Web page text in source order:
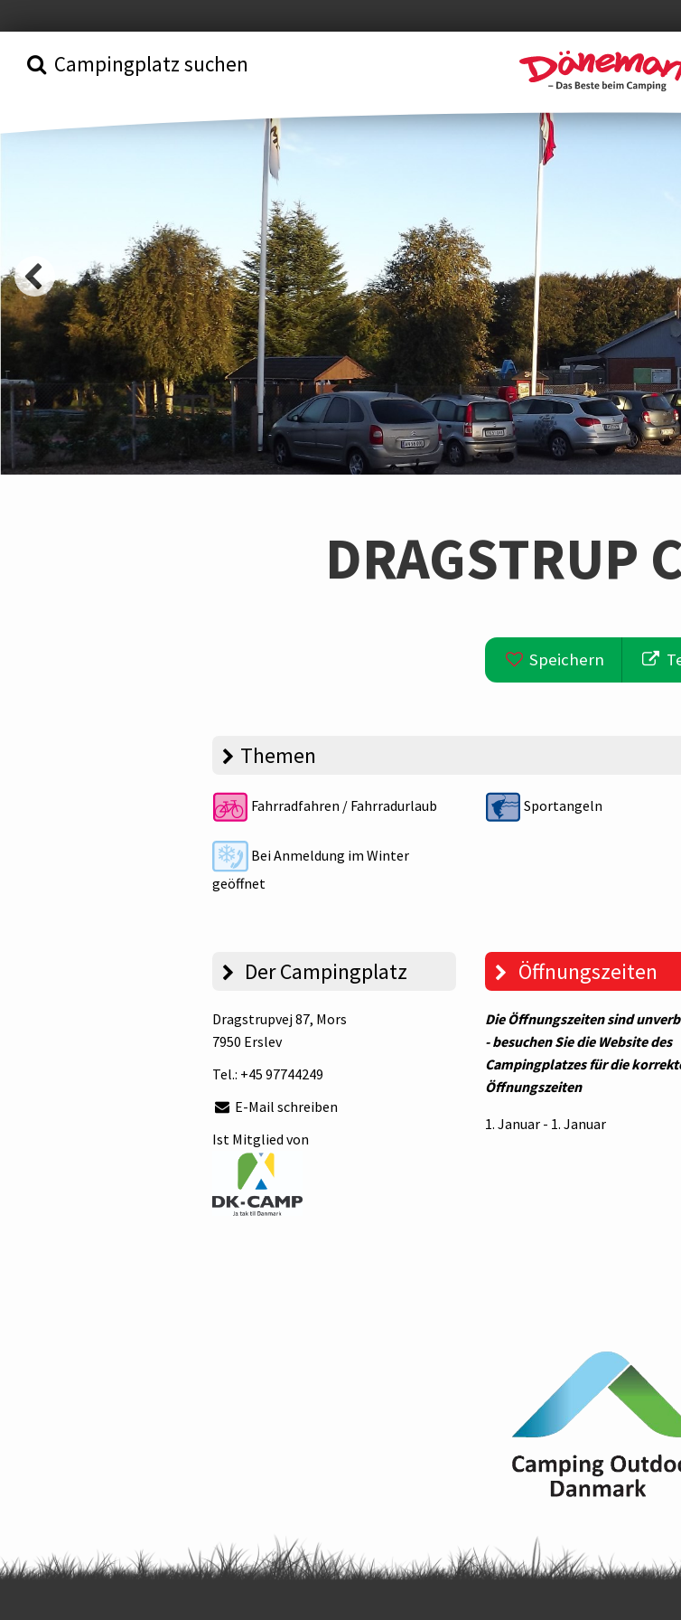
Campingplatz suchen
DRAGSTRUP
Speichern
Themen
Fahrradfahren / Fahrradurlaub Sportangeln
Bei Anmeldung im Winter
geöffnet
Der Campingplatz
Dragstrupvej 87, Mors
7950 Erslev
Tel.: +45 97744249
E-Mail schreiben
Ist Mitglied von
Öffnungszeiten
Die Öffnungszeiten sind
- besuchen Sie die Website des
Campingplatzes für die
Öffnungszeiten
1. Januar - 1. Januar